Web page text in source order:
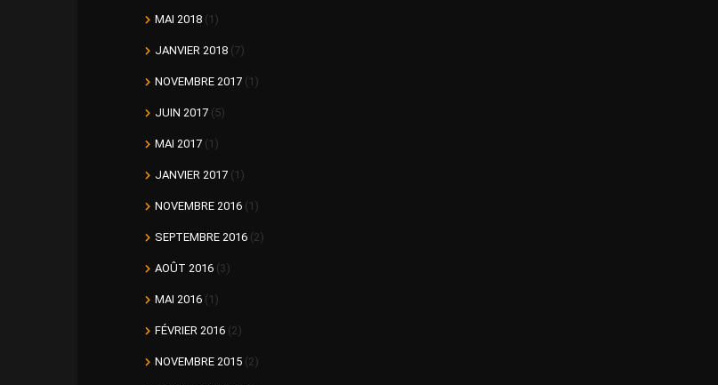
MAI 2018 (1)
JANVIER 2018 (7)
NOVEMBRE 2017 (1)
JUIN 2017 (5)
MAI 2017 (1)
JANVIER 2017 (1)
NOVEMBRE 2016 (1)
SEPTEMBRE 2016 (2)
AOÛT 2016 (3)
MAI 2016 (1)
FÉVRIER 2016 (2)
NOVEMBRE 2015 (2)